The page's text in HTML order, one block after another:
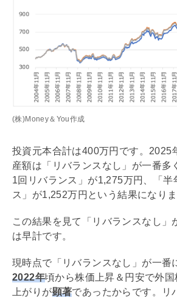
(株)Money＆You作成
投資元本合計は400万円です。2025
産額は「リバランスなし」が一番多
1回リバランス」が1,275万円、「半
ス」が1,252万円という結果になりま
この結果を見て「リバランスなし」
は早計です。
現時点で「リバランスなし」が一番
2022年頃から株価上昇＆円安で外
上がりが顕著であったからです。リ